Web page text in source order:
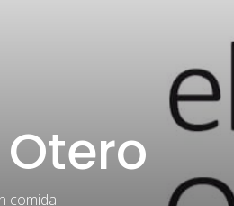
Otero
comida